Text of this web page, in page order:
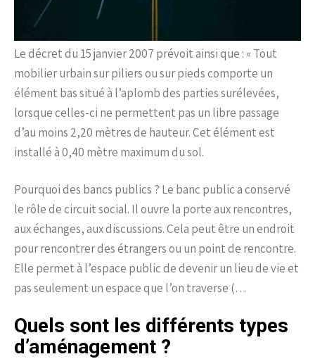
Le décret du 15 janvier 2007 prévoit ainsi que : « Tout
mobilier urbain sur piliers ou sur pieds comporte un
élément bas situé à l’aplomb des parties surélevées,
lorsque celles-ci ne permettent pas un libre passage
d’au moins 2,20 mètres de hauteur. Cet élément est
installé à 0,40 mètre maximum du sol.
Pourquoi des bancs publics ? Le banc public a conservé
le rôle de circuit social. Il ouvre la porte aux rencontres,
aux échanges, aux discussions. Cela peut être un endroit
pour rencontrer des étrangers ou un point de rencontre.
Elle permet à l’espace public de devenir un lieu de vie et
pas seulement un espace que l’on traverse (…
Quels sont les différents types
d’aménagement ?